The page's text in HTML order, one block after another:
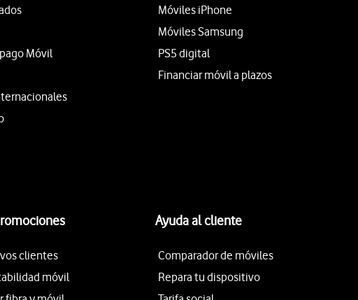
Móvil
Móviles iPhone
Móviles Samsung
PS5 digital
Financiar móvil a plazos
clientes
móvil
Ayuda al cliente
Comparador de móviles
Repara tu dispositivo